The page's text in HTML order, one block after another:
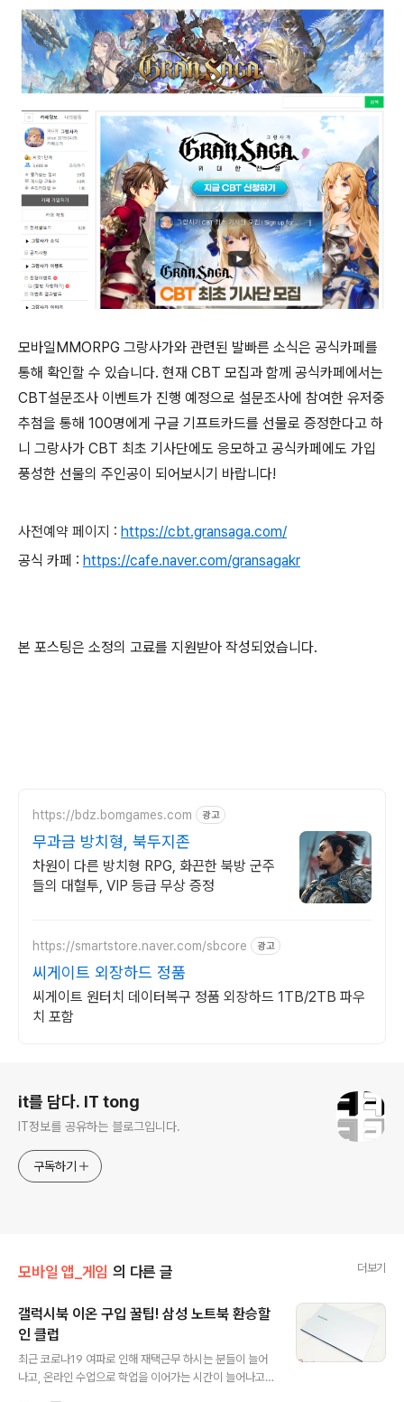
모바일MMORPG 그랑사가와 관련된 발빠른 소식은 공식카페를
통해 확인할 수 있습니다. 현재 CBT 모집과 함께 공식카페에서는
CBT설문조사 이벤트가 진행 예정으로 설문조사에 참여한 유저중
추첨을 통해 100명에게 구글 기프트카드를 선물로 증정한다고 하
니 그랑사가 CBT 최초 기사단에도 응모하고 공식카페에도 가입
풍성한 선물의 주인공이 되어보시기 바랍니다!
사전예약 페이지 : https://cbt.gransaga.com/
공식 카페 : https://cafe.naver.com/gransagakr
본 포스팅은 소정의 고료를 지원받아 작성되었습니다.
https://bdz.bomgames.com 광고
무과금 방치형, 북두지존
차원이 다른 방치형 RPG, 화끈한 북방 군주
들의 대혈투, VIP 등급 무상 증정
https://smartstore.naver.com/sbcore 광고
씨게이트 외장하드 정품
씨게이트 원터치 데이터복구 정품 외장하드 1TB/2TB 파우
치 포함
it를 담다. IT tong
IT정보를 공유하는 블로그입니다.
구독하기
모바일 앱_게임 의 다른 글 더보기
갤럭시북 이온 구입 꿀팁! 삼성 노트북 환승할
인 클럽
최근 코로나19 여파로 인해 재택근무 하시는 분들이 늘어
나고, 온라인 수업으로 학업을 이어가는 시간이 늘어나고